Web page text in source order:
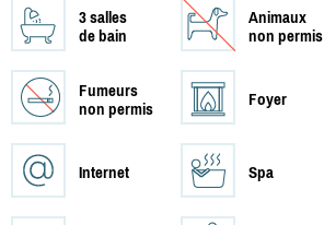
3 salles
de bain
Animaux
non permis
Fumeurs
non permis
Foyer
Internet Spa